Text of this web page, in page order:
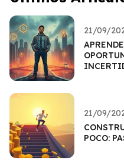
21/09/
21/09/
POCO: